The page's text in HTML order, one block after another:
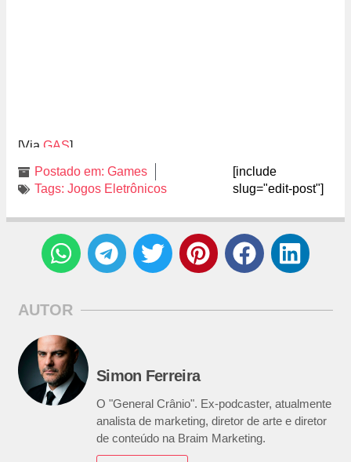
[Via GAS]
Postado em: Games
Tags: Jogos Eletrônicos
[include
slug="edit-post"]
AUTOR
Simon Ferreira
O "General Crânio". Ex-podcaster, atualmente
analista de marketing, diretor de arte e diretor
de conteúdo na Braim Marketing.